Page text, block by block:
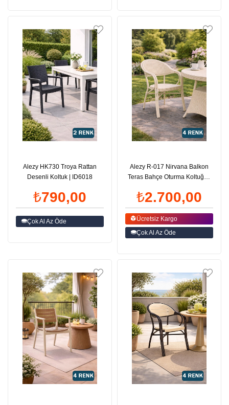
Alezy HK730 Troya Rattan
Desenli Koltuk | ID6018
₺790,00
Çok Al Az Öde
Alezy R-017 Nirvana Balkon
Teras Bahçe Oturma Koltuğu |
₺2.700,00
Ücretsiz Kargo
Çok Al Az Öde